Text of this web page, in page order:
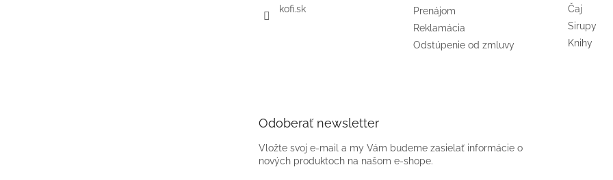
kofi.sk
Prenájom
Reklamácia
Odstúpenie od zmluvy
Čaj
Sirupy
Knihy
Odoberať newsletter
Vložte svoj e-mail a my Vám budeme zasielať informácie o
nových produktoch na našom e-shope.